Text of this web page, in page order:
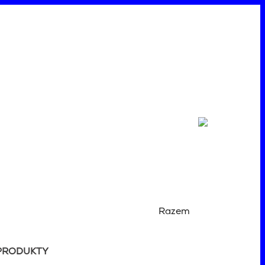
Razem